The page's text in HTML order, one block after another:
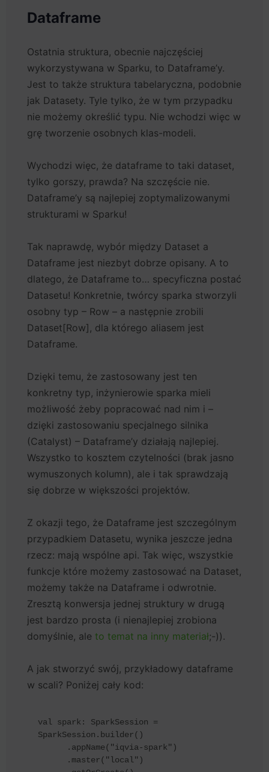
Dataframe
Ostatnia struktura, obecnie najczęściej
wykorzystywana w Sparku, to Dataframe’y.
Jest to także struktura tabelaryczna, podobnie
jak Datasety. Tyle tylko, że w tym przypadku
nie możemy określić typu. Nie wchodzi więc w
grę tworzenie osobnych klas-modeli.
Wychodzi więc, że dataframe to taki dataset,
tylko gorszy, prawda? Na szczęście nie.
Dataframe’y są najlepiej zoptymalizowanymi
strukturami w Sparku!
Tak naprawdę, wybór między Dataset a
Dataframe jest niezbyt dobrze opisany. A to
dlatego, że Dataframe to… specyficzna postać
Datasetu! Konkretnie, twórcy sparka stworzyli
osobny typ – Row – a następnie zrobili
Dataset[Row], dla którego aliasem jest
Dataframe.
Dzięki temu, że zastosowany jest ten
konkretny typ, inżynierowie sparka mieli
możliwość żeby popracować nad nim i –
dzięki zastosowaniu specjalnego silnika
(Catalyst) – Dataframe’y działają najlepiej.
Wszystko to kosztem czytelności (brak jasno
wymuszonych kolumn), ale i tak sprawdzają
się dobrze w większości projektów.
Z okazji tego, że Dataframe jest szczególnym
przypadkiem Datasetu, wynika jeszcze jedna
rzecz: mają wspólne api. Tak więc, wszystkie
funkcje które możemy zastosować na Dataset,
możemy także na Dataframe i odwrotnie.
Zresztą konwersja jednej struktury w drugą
jest bardzo prosta (i nienajlepiej zrobiona
domyślnie, ale to temat na inny materiał;-)).
A jak stworzyć swój, przykładowy dataframe
w scali? Poniżej cały kod:
val spark: SparkSession =
SparkSession.builder()